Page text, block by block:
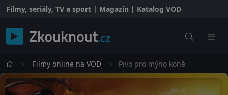
Filmy, seriály, TV a sport | Magazín | Katalog VOD
Filmy online na VOD Pivo pro mýho koně